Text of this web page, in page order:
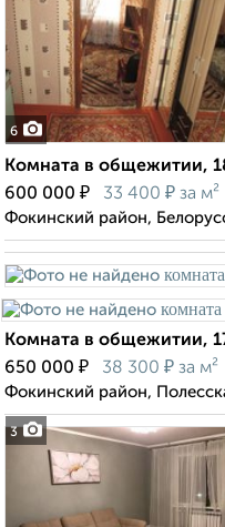
6
Комната в общежитии,
600 000 ₽ 33 400 ₽ за м²
Фокинский район,
3
Комната в общежитии,
650 000 ₽ 38 300 ₽ за м²
Фокинский район,